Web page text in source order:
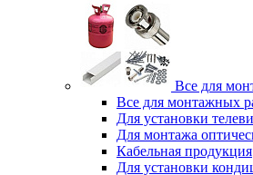
Все для
Все для монтажных
Для установки
Для монтажа
Кабельная продукция
Для установки